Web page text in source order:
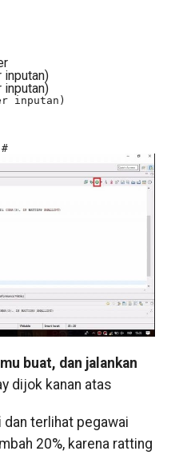
inputan)
inputan)
inputan)
buat, dan jalankan
dijok kanan atas
dan terlihat pegawai
20%, karena ratting